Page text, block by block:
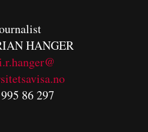
HANGER
86 297